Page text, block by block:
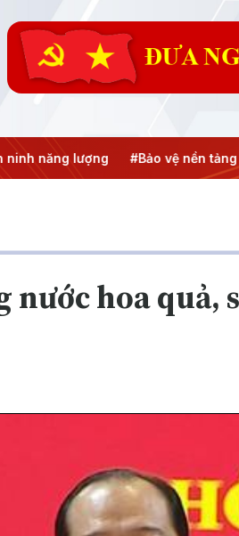
#Bảo vệ nền tảng tư tưởng
nước hoa